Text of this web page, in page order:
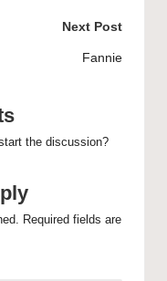
Next Post
Fannie
the discussion?
Required fields are